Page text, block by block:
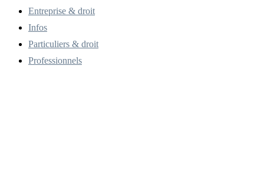
Entreprise & droit
Infos
Particuliers & droit
Professionnels